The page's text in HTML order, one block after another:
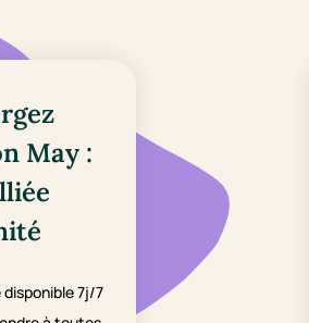
May :
7j/7